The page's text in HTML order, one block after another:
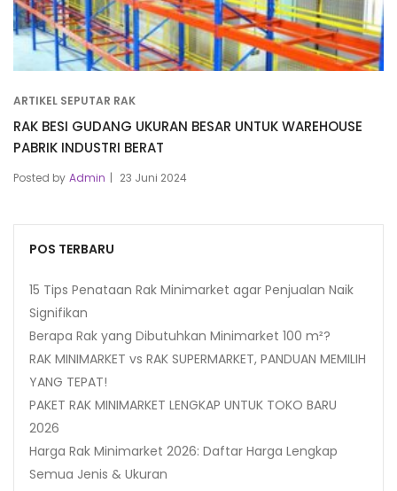
ARTIKEL SEPUTAR RAK
RAK BESI GUDANG UKURAN BESAR UNTUK WAREHOUSE
PABRIK INDUSTRI BERAT
Posted by Admin 23 Juni 2024
POS TERBARU
15 Tips Penataan Rak Minimarket agar Penjualan Naik
Signifikan
Berapa Rak yang Dibutuhkan Minimarket 100 m²?
RAK MINIMARKET vs RAK SUPERMARKET, PANDUAN MEMILIH
YANG TEPAT!
PAKET RAK MINIMARKET LENGKAP UNTUK TOKO BARU
2026
Harga Rak Minimarket 2026: Daftar Harga Lengkap
Semua Jenis & Ukuran